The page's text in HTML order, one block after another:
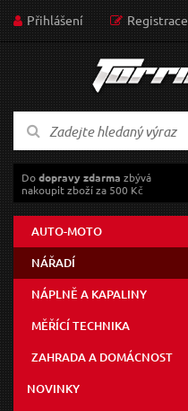
Přihlášení Registrace
Dodopravy zdarma zbývá
nakoupit zboží za 500 Kč
AUTO-MOTO
NÁŘADÍ
NÁPLNĚ A KAPALINY
MĚŘÍCÍ TECHNIKA
ZAHRADA A DOMÁCNOST
NOVINKY